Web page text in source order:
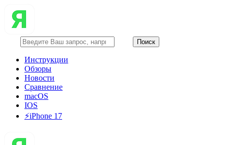
Инструкции
Обзоры
Новости
Сравнение
macOS
IOS
⚡️iPhone 17